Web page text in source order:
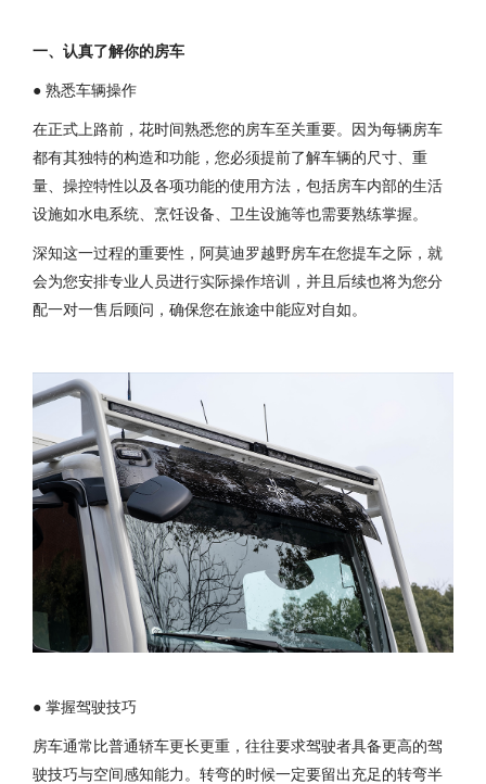
一、认真了解你的房车
● 熟悉车辆操作
在正式上路前，花时间熟悉您的房车至关重要。因为每辆房车
都有其独特的构造和功能，您必须提前了解车辆的尺寸、重
量、操控特性以及各项功能的使用方法，包括房车内部的生活
设施如水电系统、烹饪设备、卫生设施等也需要熟练掌握。
深知这一过程的重要性，阿莫迪罗越野房车在您提车之际，就
会为您安排专业人员进行实际操作培训，并且后续也将为您分
配一对一售后顾问，确保您在旅途中能应对自如。
● 掌握驾驶技巧
房车通常比普通轿车更长更重，往往要求驾驶者具备更高的驾
驶技巧与空间感知能力。转弯的时候一定要留出充足的转弯半